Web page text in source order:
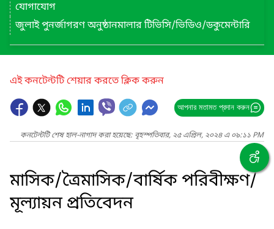
যোগাযোগ
জুলাই পুনর্জাগরণ অনুষ্ঠানমালার টিভিসি/ভিডিও/ডকুমেন্টারি
এই কনটেন্টটি শেয়ার করতে ক্লিক করুন
আপনার মতামত প্রদান করুন
কনটেন্টটি শেষ হাল-নাগাদ করা হয়েছে: বৃহস্পতিবার, ২৫ এপ্রিল, ২০২৪ এ ০৯:১১ PM
মাসিক/ত্রৈমাসিক/বার্ষিক পরিবীক্ষণ/
মূল্যায়ন প্রতিবেদন